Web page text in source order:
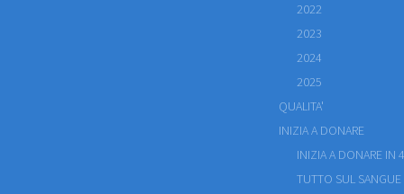
2022
2023
2024
2025
QUALITA'
INIZIA A DONARE
INIZIA A DONARE IN
TUTTO SUL SANGUE